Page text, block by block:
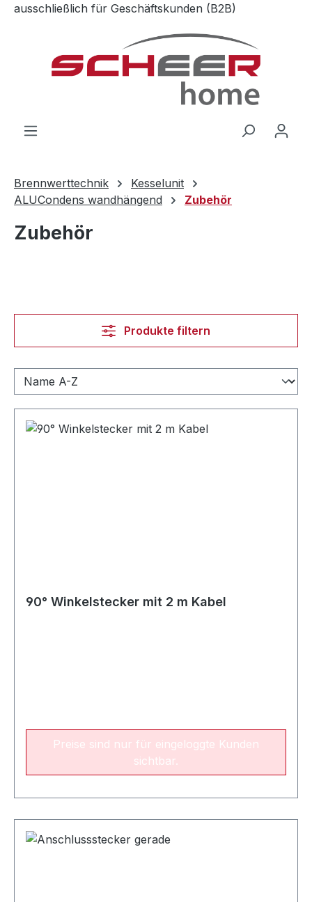
Zum Hauptinhalt springen
ausschließlich für Geschäftskunden (B2B)
Brennwerttechnik
Kesselunit
ALUCondens wandhängend
Zubehör
Zubehör
Produkte filtern
90° Winkelstecker mit 2 m Kabel
Preise sind nur für eingeloggte Kunden
sichtbar.